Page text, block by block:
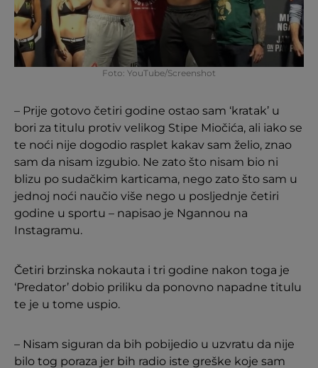
Foto: YouTube/Screenshot
– Prije gotovo četiri godine ostao sam ‘kratak’ u
bori za titulu protiv velikog Stipe Miočića, ali iako se
te noći nije dogodio rasplet kakav sam želio, znao
sam da nisam izgubio. Ne zato što nisam bio ni
blizu po sudačkim karticama, nego zato što sam u
jednoj noći naučio više nego u posljednje četiri
godine u sportu – napisao je Ngannou na
Instagramu.
Četiri brzinska nokauta i tri godine nakon toga je
‘Predator’ dobio priliku da ponovno napadne titulu
te je u tome uspio.
– Nisam siguran da bih pobijedio u uzvratu da nije
bilo tog poraza jer bih radio iste greške koje sam